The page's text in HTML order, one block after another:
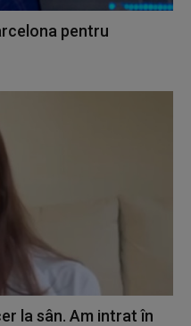
pentru
la sân. Am intrat în